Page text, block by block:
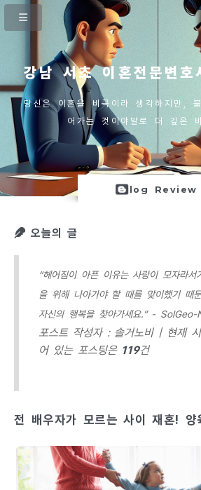
강남 서초 이혼전문변
당신은 이혼을 비극이라 생각하지만,
어가는 것이야말로 더 깊은
log Review
오늘의 글
“헤어짐이 아픈 이유는 사랑이 모자라
을 위해 나아가야 할 때를 맞이했기 때
자신의 행복을 찾아가세요.” -
포스트 작성자 : 솔거노비 | 현재
어 있는 포스팅은 119건
전 배우자가 모르는 사이 재혼! 양